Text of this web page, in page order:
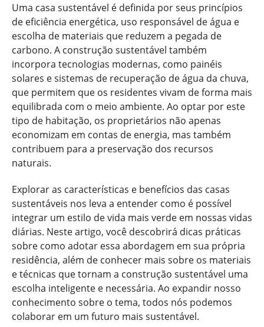
Uma casa sustentável é definida por seus princípios
de eficiência energética, uso responsável de água e
escolha de materiais que reduzem a pegada de
carbono. A construção sustentável também
incorpora tecnologias modernas, como painéis
solares e sistemas de recuperação de água da chuva,
que permitem que os residentes vivam de forma mais
equilibrada com o meio ambiente. Ao optar por este
tipo de habitação, os proprietários não apenas
economizam em contas de energia, mas também
contribuem para a preservação dos recursos
naturais.
Explorar as características e benefícios das casas
sustentáveis nos leva a entender como é possível
integrar um estilo de vida mais verde em nossas vidas
diárias. Neste artigo, você descobrirá dicas práticas
sobre como adotar essa abordagem em sua própria
residência, além de conhecer mais sobre os materiais
e técnicas que tornam a construção sustentável uma
escolha inteligente e necessária. Ao expandir nosso
conhecimento sobre o tema, todos nós podemos
colaborar em um futuro mais sustentável.